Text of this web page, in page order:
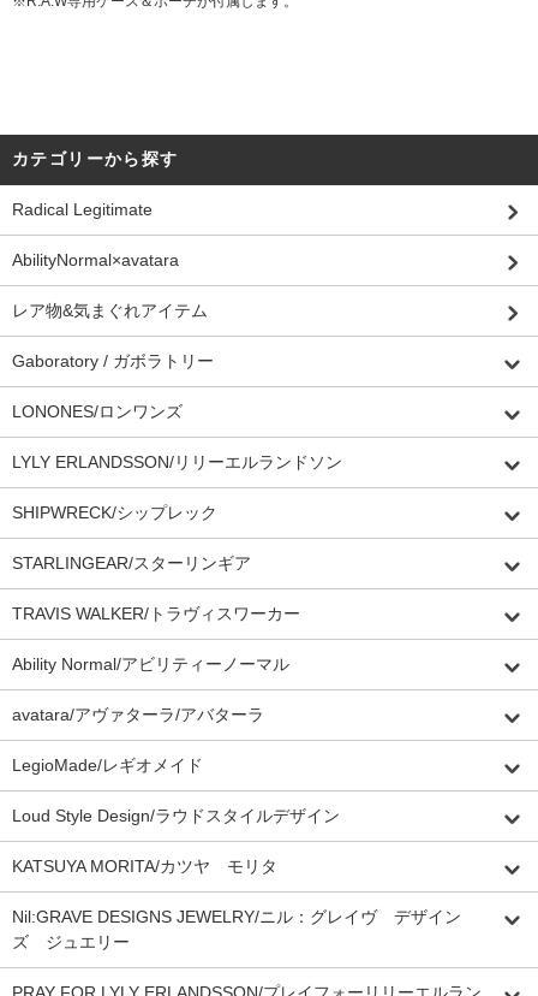
カテゴリーから探す
Radical Legitimate
AbilityNormal×avatara
レア物&気まぐれアイテム
Gaboratory / ガボラトリー
LONONES/ロンワンズ
LYLY ERLANDSSON/リリーエルランドソン
SHIPWRECK/シップレック
STARLINGEAR/スターリンギア
TRAVIS WALKER/トラヴィスワーカー
Ability Normal/アビリティーノーマル
avatara/アヴァターラ/アバターラ
LegioMade/レギオメイド
Loud Style Design/ラウドスタイルデザイン
KATSUYA MORITA/カツヤ モリタ
Nil:GRAVE DESIGNS JEWELRY/ニル：グレイヴ デザイン
ズ ジュエリー
PRAY FOR LYLY ERLANDSSON/プレイフォーリリーエルラン